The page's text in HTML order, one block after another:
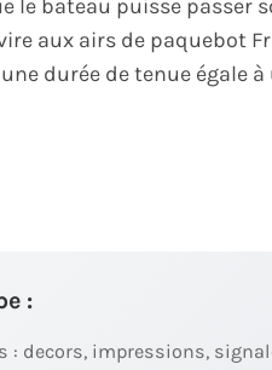
le bateau puisse passer
aux airs de paquebot
durée de tenue égale à
:
: decors, impressions,